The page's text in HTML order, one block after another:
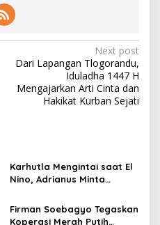
Next post
Dari Lapangan Tlogorandu,
Iduladha 1447 H
Mengajarkan Arti Cinta dan
Hakikat Kurban Sejati
Karhutla Mengintai saat El
Nino, Adrianus Minta
Bergerak Lebih Serius
Firman Soebagyo Tegaskan
Koperasi Merah Putih